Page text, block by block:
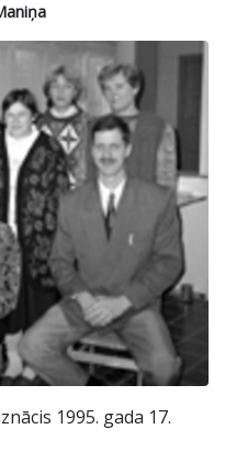
1995. gada 17.